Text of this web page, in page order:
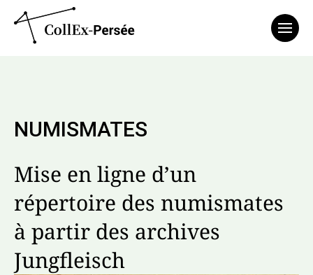
NUMISMATES
Mise en ligne d’un
répertoire des numismates
à partir des archives
Jungfleisch